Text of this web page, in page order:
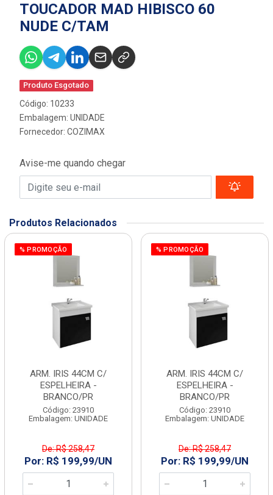
TOUCADOR MAD HIBISCO 60
NUDE C/TAM
Produto Esgotado
Código: 10233
Embalagem: UNIDADE
Fornecedor: COZIMAX
Avise-me quando chegar
Produtos Relacionados
% PROMOÇÃO
ARM. IRIS 44CM C/
ESPELHEIRA -
BRANCO/PR
Código: 23910
Embalagem: UNIDADE
De: R$ 258,47
Por: R$ 199,99/UN
% PROMOÇÃO
ARM. IRIS 44CM C/
ESPELHEIRA -
BRANCO/PR
Código: 23910
Embalagem: UNIDADE
De: R$ 258,47
Por: R$ 199,99/UN